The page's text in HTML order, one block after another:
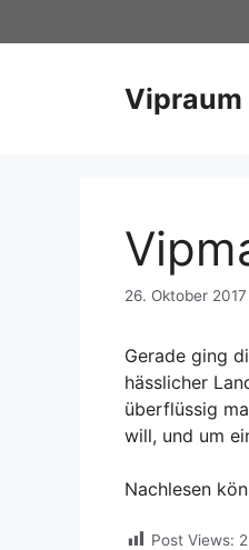
Inhalt
Vipraum
26. Oktober 2017
Gerade ging
hässlicher
überflüssig
will, und um
Nachlesen
Post Views: